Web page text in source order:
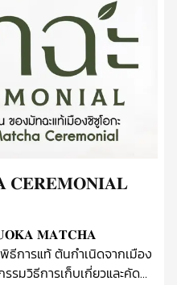
𝐂𝐄𝐑𝐄𝐌𝐎𝐍𝐈𝐀𝐋
𝐌𝐀𝐓𝐂𝐇𝐀
มวิธีการเก็บเกี่ยวและคัด